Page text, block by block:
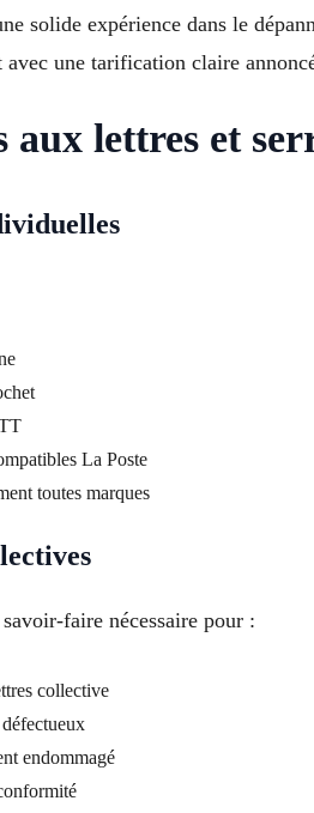
solide expérience dans le
une tarification claire
aux lettres et
La Poste
toutes marques
faire nécessaire pour :
collective
endommagé